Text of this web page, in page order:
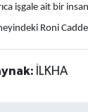
işgale ait bir
Roni
İLKHA